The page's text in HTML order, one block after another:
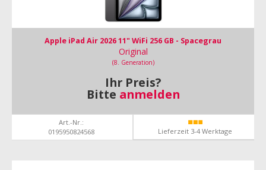
Apple iPad Air 2026 11" WiFi 256 GB - Spacegrau
Original
(8. Generation)
Ihr Preis?
Bitte anmelden
Art.-Nr.:
0195950824568
Lieferzeit 3-4 Werktage